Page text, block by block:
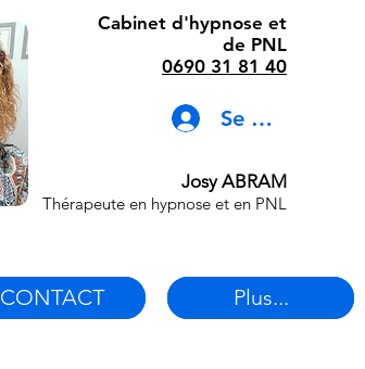
Cabinet d'hypnose et
de PNL
0690 31 81 40
Josy ABRAM
Thérapeute en hypnose et en PNL
Se connecter
CONTACT Plus...